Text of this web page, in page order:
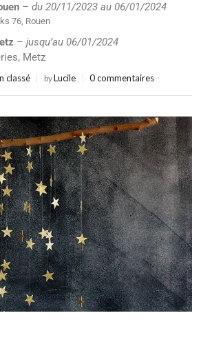
– du 20/11/2023 au 06/01/2024
76, Rouen
– jusqu’au 06/01/2024
Metz
classé byLucile 0 commentaires